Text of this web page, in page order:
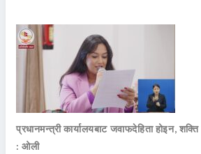
प्रधानमन्त्री कार्यालयबाट जवाफदेहिता होइन,
: ओली